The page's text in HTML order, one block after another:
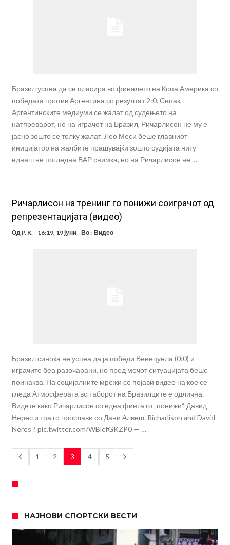
Бразил успеа да се пласира во финалето на Копа Америка со
победата против Аргентина со резултат 2:0. Сепак,
Аргентинските медиуми се жалат од судењето на
натпреварот, но на играчот на Бразил, Ричарлисон не му е
јасно зошто се толку жалат. Лео Меси беше главниот
иницијатор на жалбите прашувајќи зошто судијата ниту
еднаш не погледна ВАР снимка, но на Ричарлисон не …
Ричарлисон на тренинг го понижи соиграчот од
репрезентацијата (видео)
Од P. K. 16:19, 19 јуни Во : Видео
Бразил синоќа не успеа да ја победи Венецуела (0:0) и
играчите беа разочарани, но пред мечот ситуацијата беше
поинаква. На социјалните мрежи се појави видео на кое се
гледа Атмосферата во таборот на Бразилците е одлична.
Видете како Ричарлисон со една финта го „понижи“ Давид
Нерес и тоа го прослави со Дани Алвеш. Richarlison and David
Neres ? pic.twitter.com/WBlcfGKZP0 — …
1 2 3 4 5
НАЈНОВИ СПОРТСКИ ВЕСТИ